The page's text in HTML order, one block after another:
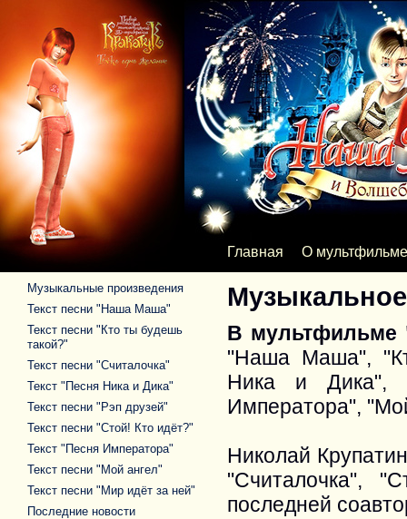
Главная О мультфильме
В
"Наша Маша",
Ника и Дика",
Императора",
Николай
"Считалочка",
последней
Музыкальные произведения
Текст песни "Наша Маша"
Текст песни "Кто ты будешь
такой?"
Текст песни "Считалочка"
Текст "Песня Ника и Дика"
Текст песни "Рэп друзей"
Текст песни "Стой! Кто идёт?"
Текст "Песня Императора"
Текст песни "Мой ангел"
Текст песни "Мир идёт за ней"
Последние новости